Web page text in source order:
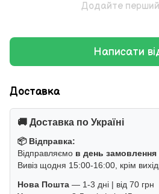
Додайте перший
Написати
Доставка
🚚 Доставка по Україні
📦 Відправка:
Відправляємо в день замовлення
Вивіз щодня 15:00-16:00, крім
Нова Пошта — 1-3 дні | від 70 грн